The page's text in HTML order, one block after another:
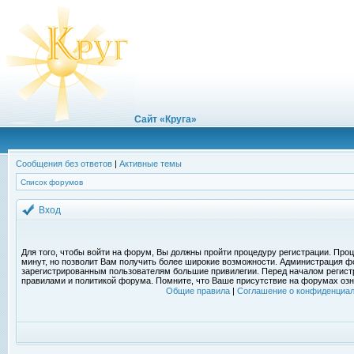
Сайт «Круга»
Сообщения без ответов | Активные темы
Список форумов
Вход
Для того, чтобы войти на форум, Вы должны пройти процедуру регистрации.
минут, но позволит Вам получить более широкие возможности. Администрация
зарегистрированным пользователям большие привилегии. Перед началом
правилами и политикой форума. Помните, что Ваше присутствие на форумах
Общие правила| Соглашение о